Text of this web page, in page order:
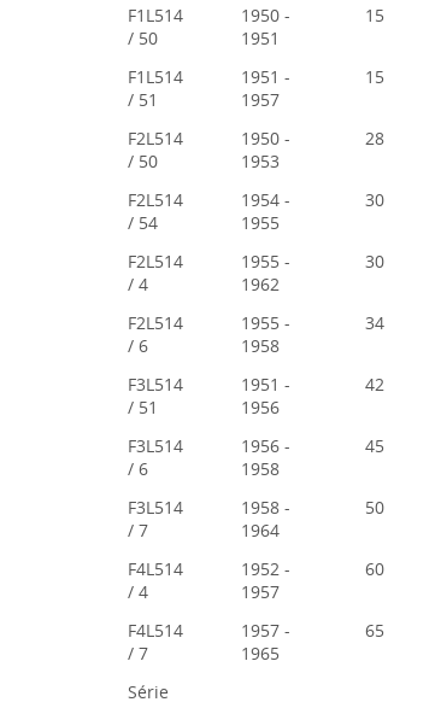
F1L514
/ 50
1950 -
1951
15
F1L514
/ 51
1951 -
1957
15
F2L514
/ 50
1950 -
1953
28
F2L514
/ 54
1954 -
1955
30
F2L514
/ 4
1955 -
1962
30
F2L514
/ 6
1955 -
1958
34
F3L514
/ 51
1951 -
1956
42
F3L514
/ 6
1956 -
1958
45
F3L514
/ 7
1958 -
1964
50
F4L514
/ 4
1952 -
1957
60
F4L514
/ 7
1957 -
1965
65
Série